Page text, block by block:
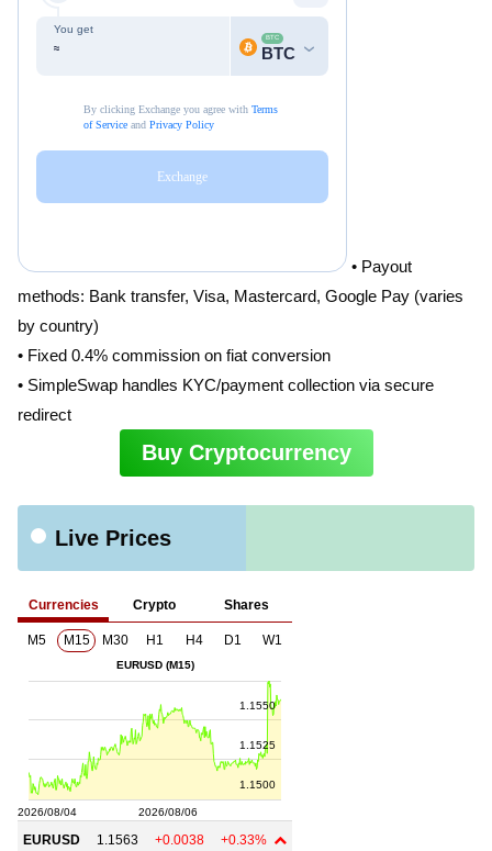
• Payout
methods: Bank transfer, Visa, Mastercard, Google Pay (varies
by country)
• Fixed 0.4% commission on fiat conversion
• SimpleSwap handles KYC/payment collection via secure
redirect
Buy Cryptocurrency
Live Prices